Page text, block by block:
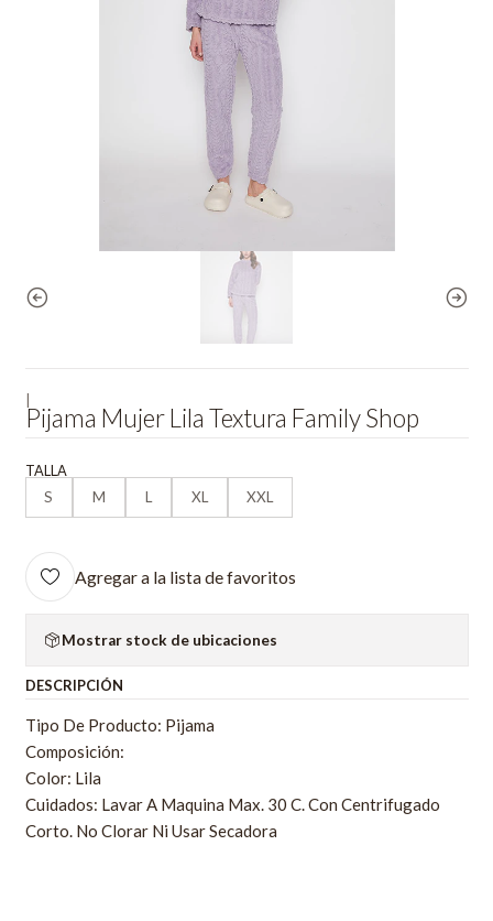
Pijama Mujer Lila Textura Family Shop
TALLA
S
M L XL XXL
Agregar a la lista de favoritos
Mostrar stock de ubicaciones
DESCRIPCIÓN
Tipo De Producto: Pijama
Composición:
Color: Lila
Cuidados: Lavar A Maquina Max. 30 C. Con Centrifugado
Corto. No Clorar Ni Usar Secadora